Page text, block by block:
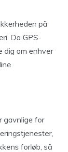
på
Da GPS-
dig om enhver
gavnlige for
forløb, så